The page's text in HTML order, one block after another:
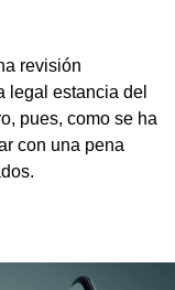
revisión
legal estancia del
pues, como se ha
con una pena